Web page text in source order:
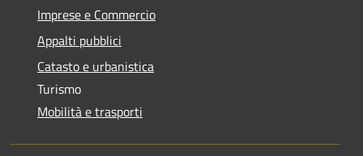
Imprese e Commercio
Appalti pubblici
Catasto e urbanistica
Turismo
Mobilità e trasporti